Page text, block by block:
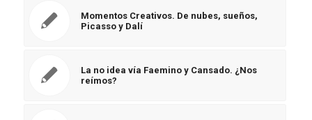
Momentos Creativos. De nubes, sueños,
Picasso y Dalí
La no idea vía Faemino y Cansado. ¿Nos
reímos?